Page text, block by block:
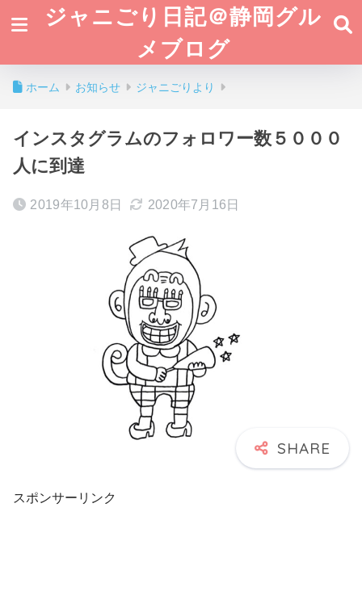
ジャニごり日記＠静岡グル
メブログ
ホーム お知らせ ジャニごりより
インスタグラムのフォロワー数５０００
人に到達
2019年10月8日 2020年7月16日
スポンサーリンク